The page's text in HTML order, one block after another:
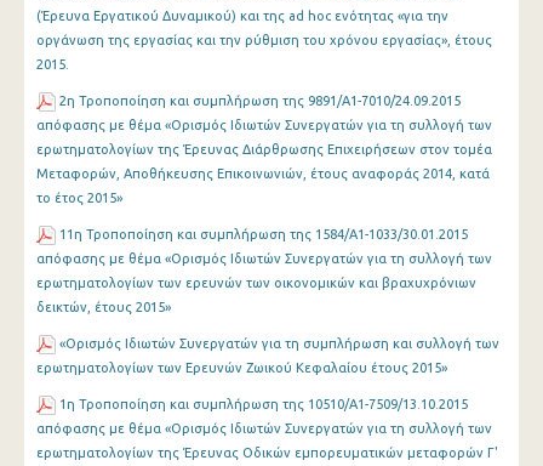
(Έρευνα Εργατικού Δυναμικού) και της ad hoc ενότητας «για την
οργάνωση της εργασίας και την ρύθμιση του χρόνου εργασίας», έτους
2015.
2η Τροποποίηση και συμπλήρωση της 9891/Α1-7010/24.09.2015
απόφασης με θέμα «Ορισμός Ιδιωτών Συνεργατών για τη συλλογή των
ερωτηματολογίων της Έρευνας Διάρθρωσης Επιχειρήσεων στον τομέα
Μεταφορών, Αποθήκευσης Επικοινωνιών, έτους αναφοράς 2014, κατά
το έτος 2015»
11η Τροποποίηση και συμπλήρωση της 1584/Α1-1033/30.01.2015
απόφασης με θέμα «Ορισμός Ιδιωτών Συνεργατών για τη συλλογή των
ερωτηματολογίων των ερευνών των οικονομικών και βραχυχρόνιων
δεικτών, έτους 2015»
«Ορισμός Ιδιωτών Συνεργατών για τη συμπλήρωση και συλλογή των
ερωτηματολογίων των Ερευνών Ζωικού Κεφαλαίου έτους 2015»
1η Τροποποίηση και συμπλήρωση της 10510/Α1-7509/13.10.2015
απόφασης με θέμα «Ορισμός Ιδιωτών Συνεργατών για τη συλλογή των
ερωτηματολογίων της Έρευνας Οδικών εμπορευματικών μεταφορών Γ'